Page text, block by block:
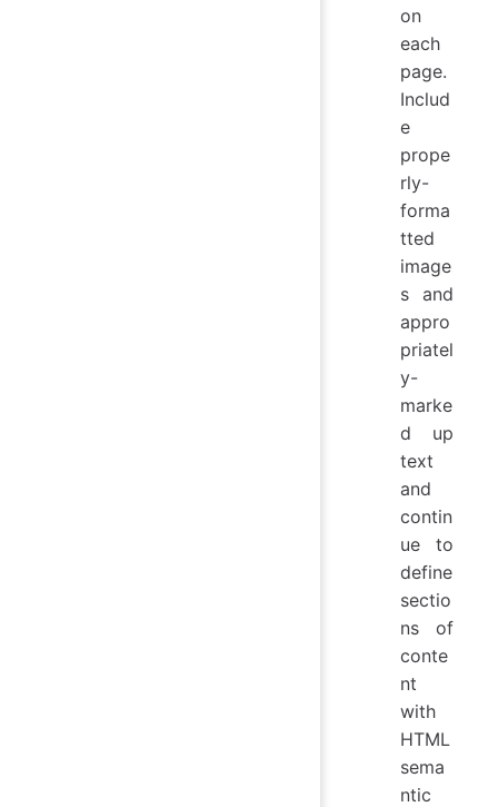
on
each
page.
Includ
e
prope
rly-
forma
tted
image
s and
appro
priatel
y-
marke
d up
text
and
contin
ue to
define
sectio
ns of
conte
nt
with
HTML
sema
ntic